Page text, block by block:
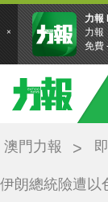
澳門力報
伊朗總統險遭以